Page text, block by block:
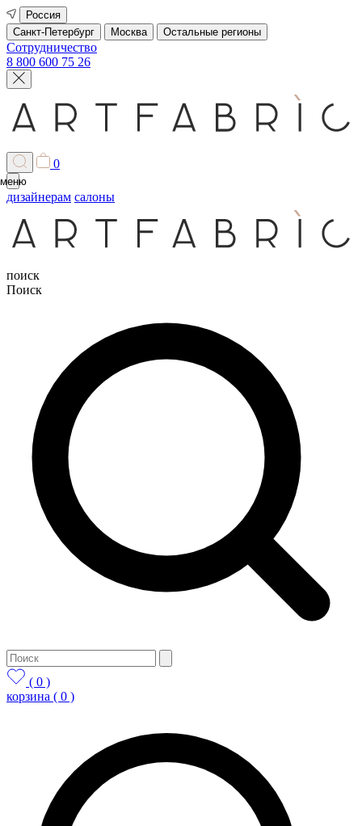
Россия
Санкт-Петербург
Москва Остальные регионы
Сотрудничество
8 800 600 75 26
0
меню
дизайнерам салоны
поиск
Поиск
( 0 )
корзина ( 0 )